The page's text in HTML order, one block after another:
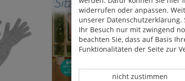
widerrufen oder anpassen.
unserer Datenschutzerklärung.
Ihr Besuch nur mit zwingend
beachten Sie, dass auf Basis
Funktionalitäten der Seite zur
Datenverarbeitung -
nicht zustimmen